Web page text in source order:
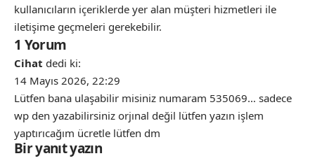
kullanıcıların içeriklerde yer alan müşteri hizmetleri ile
iletişime geçmeleri gerekebilir.
1 Yorum
Cihat dedi ki:
14 Mayıs 2026, 22:29
Lütfen bana ulaşabilir misiniz numaram 535069… sadece
wp den yazabilirsiniz orjınal değil lütfen yazın işlem
yaptırıcağım ücretle lütfen dm
Bir yanıt yazın